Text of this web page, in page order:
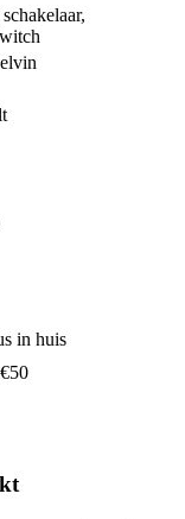
,
in huis